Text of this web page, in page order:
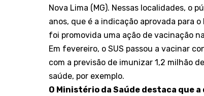
Nova Lima (MG). Nessas localidades, o
anos, que é a indicação aprovada para
foi promovida uma ação de vacinação
Em fevereiro, o SUS passou a vacinar
com a previsão de imunizar 1,2 milhão
saúde, por exemplo.
O Ministério da Saúde destaca que